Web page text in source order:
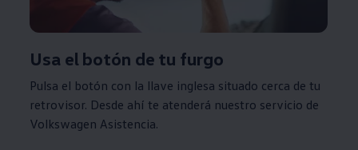
Usa el botón de tu furgo
Pulsa el botón con la llave inglesa situado cerca de tu
retrovisor. Desde ahí te atenderá nuestro servicio de
Volkswagen Asistencia.